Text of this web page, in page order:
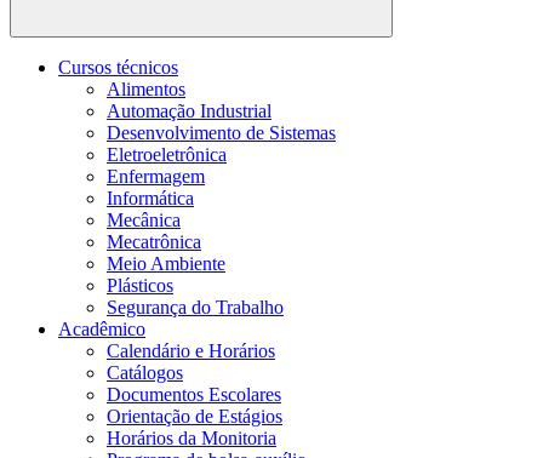
Buscar
Cursos técnicos
Alimentos
Automação Industrial
Desenvolvimento de Sistemas
Eletroeletrônica
Enfermagem
Informática
Mecânica
Mecatrônica
Meio Ambiente
Plásticos
Segurança do Trabalho
Acadêmico
Calendário e Horários
Catálogos
Documentos Escolares
Orientação de Estágios
Horários da Monitoria